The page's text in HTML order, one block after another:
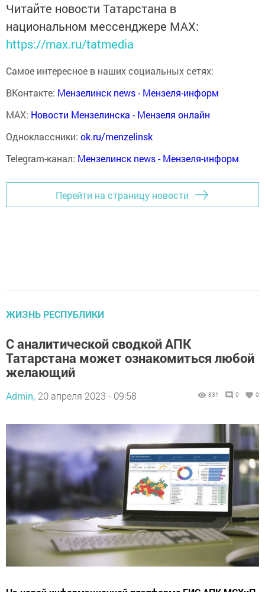
Читайте новости Татарстана в
национальном мессенджере MАХ:
https://max.ru/tatmedia
Самое интересное в наших социальных сетях:
ВКонтакте: Мензелинск news - Мензеля-информ
MAX: Новости Мензелинска - Мензеля онлайн
Одноклассники: ok.ru/menzelinsk
Telegram-канал: Мензелинск news - Мензеля-информ
Перейти на страницу новости
ЖИЗНЬ РЕСПУБЛИКИ
С аналитической сводкой АПК
Татарстана может ознакомиться любой
желающий
Admin, 20 апреля 2023 - 09:58 831 0 0